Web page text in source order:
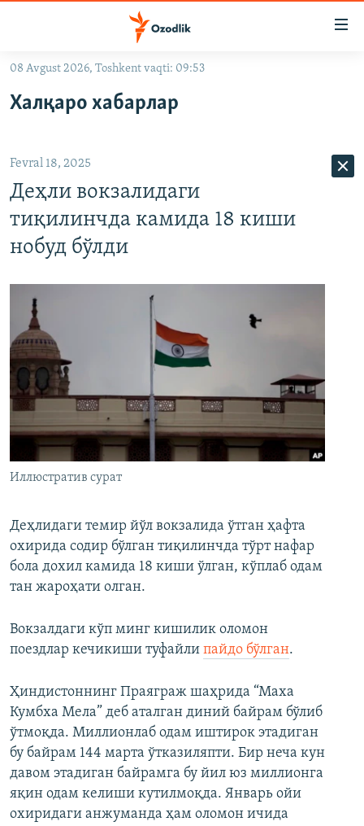
Асосий
навигацияга
Қидиришга
ўтинг
OZODVIDEO
На русском
ИЖТИМОИЙ ТАРМОҚЛАР
Озодлик бошқа тилларда
08 Avgust 2026, Toshkent vaqti: 09:53
Халқаро хабарлар
Fevral 18, 2025
Деҳли вокзалидаги
тиқилинчда камида 18 киши
нобуд бўлди
Иллюстратив сурат
Деҳлидаги темир йўл вокзалида ўтган ҳафта
охирида содир бўлган тиқилинчда тўрт нафар
бола дохил камида 18 киши ўлган, кўплаб одам
тан жароҳати олган.
Вокзалдаги кўп минг кишилик оломон
поездлар кечикиши туфайли пайдо бўлган.
Ҳиндистоннинг Праяграж шаҳрида “Маха
Кумбха Мела” деб аталган диний байрам бўлиб
ўтмоқда. Миллионлаб одам иштирок этадиган
бу байрам 144 марта ўтказиляпти. Бир неча кун
давом этадиган байрамга бу йил юз миллионга
яқин одам келиши кутилмоқда. Январь ойи
охиридаги анжуманда ҳам оломон ичида